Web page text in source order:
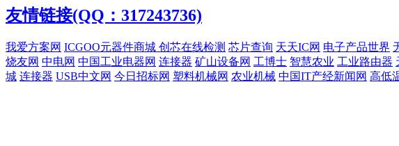
友情链接(QQ：317243736)
我爱方案网 ICGOO元器件商城 创芯在线检测 芯片查询 天天IC网 电子产品世界
烧友网 中电网 中国工业电器网 连接器 矿山设备网 工博士 智慧农业 工业路由器
城 连接器 USB中文网 今日招标网 塑料机械网 农业机械 中国IT产经新闻网 高低